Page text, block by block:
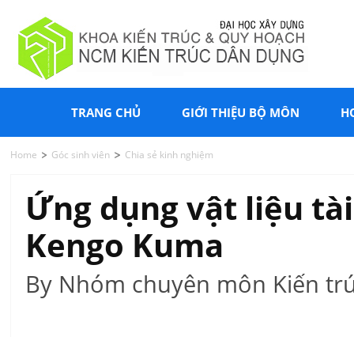
TRANG CHỦ GIỚI THIỆU BỘ MÔN
Home Góc sinh viên Chia sẻ kinh nghiệm
Ứng dụng vật liệu
Kengo Kuma
By Nhóm chuyên môn Kiến